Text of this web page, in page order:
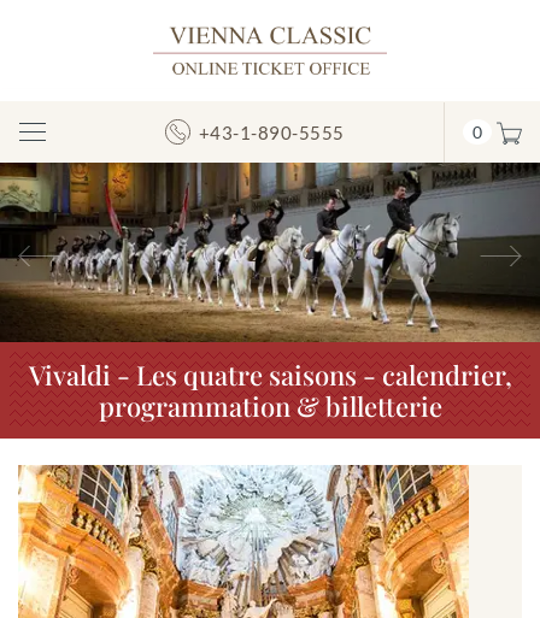
Afficher/masquer
la
navigation
+43-1-890-5555 0
Précédent
Vivaldi - Les quatre saisons - calendrier,
programmation & billetterie